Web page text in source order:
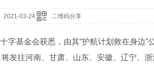
2021-03-24 二维码分享
基金会获悉，由其“护航计划救在身边”
发往河南、甘肃、山东、安徽、辽宁、